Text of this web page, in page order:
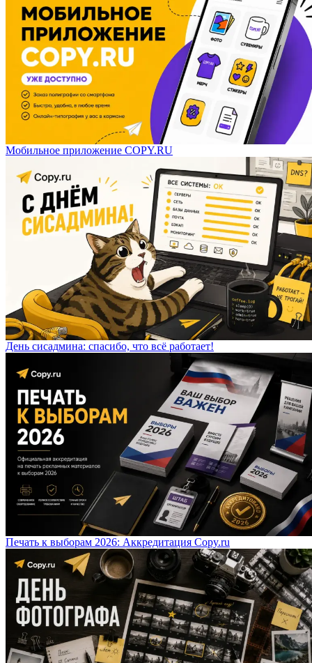
Мобильное приложение COPY.RU
День сисадмина: спасибо, что всё работает!
Печать к выборам 2026: Аккредитация Copy.ru